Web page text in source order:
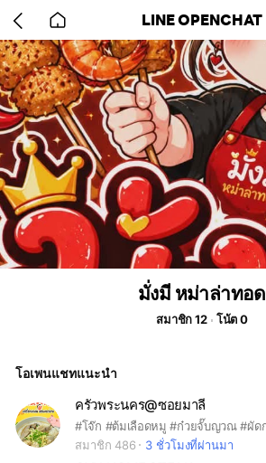
back
to
home
LINE OPENCHAT
มั่งมี หม่าล่าทอด
สมาชิก 12 โน้ต 0
โอเพนแชทแนะนำ
ครัวพระนคร@ซอยมาลี
สมาชิก 486
3 ชั่วโมงที่ผ่านมา